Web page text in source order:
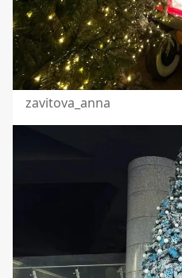
zavitova_anna